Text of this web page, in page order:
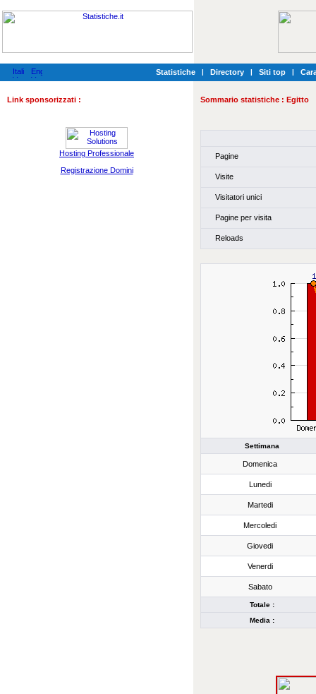
Statistiche | Directory | Siti top |
Link sponsorizzati :
Hosting Professionale
Registrazione Domini
Sommario statistiche : Egitto
Pagine
Visite
Visitatori unici
Pagine per visita
Reloads
Settimana
Domenica
Lunedi
Martedi
Mercoledi
Giovedi
Venerdi
Sabato
Totale :
Media :